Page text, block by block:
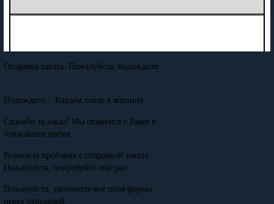
Отправка заказа. Пожалуйста, подождите
Подождите... Кладем товар в корзину
Спасибо за заказ! Мы свяжемся с Вами в
ближайшее время
Возникла проблема с отправкой заказа.
Пожалуйста, попробуйте еще раз.
Пожалуйста, заполните все поля формы
перед отправкой.